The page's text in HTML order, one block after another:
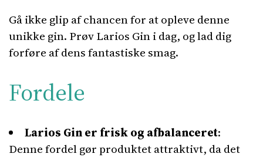
Gå ikke glip af chancen for at opleve denne
unikke gin. Prøv Larios Gin i dag, og lad dig
forføre af dens fantastiske smag.
Fordele
Larios Gin er frisk og afbalanceret:
Denne fordel gør produktet attraktivt, da det